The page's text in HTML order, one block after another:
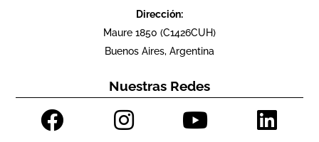
Dirección:
Maure 1850 (C1426CUH)
Buenos Aires, Argentina
Nuestras Redes